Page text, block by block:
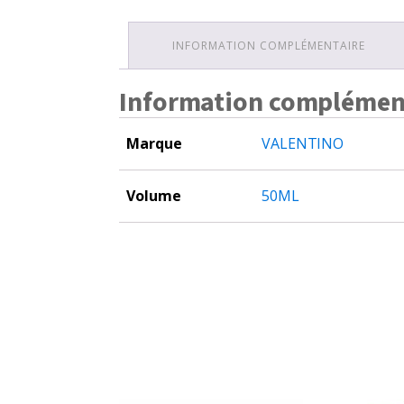
INFORMATION COMPLÉMENTAIRE
Information
Marque VALENTINO
Volume 50ML